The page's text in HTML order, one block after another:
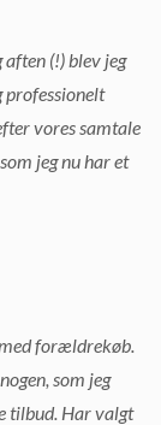
aften (!) blev jeg
professionelt
vores samtale
jeg nu har et
forældrekøb.
som jeg
tilbud. Har valgt